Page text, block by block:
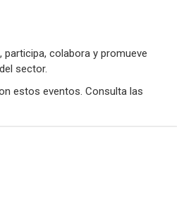
participa, colabora y promueve
sector.
estos eventos. Consulta las